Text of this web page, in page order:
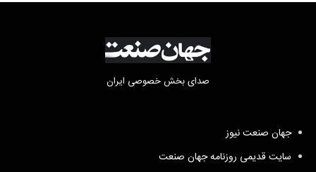
صدای بخش خصوصی ایران
جهان صنعت نیوز
سایت قدیمی روزنامه جهان صنعت